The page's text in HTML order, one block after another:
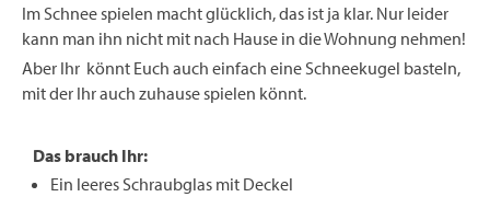
Im Schnee spielen macht glücklich, das ist ja klar. Nur leider
kann man ihn nicht mit nach Hause in die Wohnung nehmen!
Aber Ihr könnt Euch auch einfach eine Schneekugel basteln,
mit der Ihr auch zuhause spielen könnt.
Das brauch Ihr:
Ein leeres Schraubglas mit Deckel